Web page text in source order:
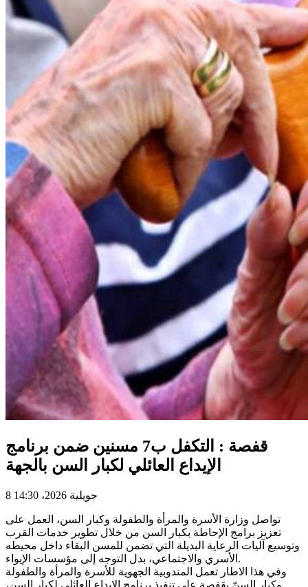
قفصة : التكفل ب7 مسنين ضمن برنامج
الإيداع العائلي لكبار السن بالجهة
8 جويلية 2026، 14:30
تواصل وزارة الأسرة والمرأة والطفولة وكبار السن، العمل على
تعزيز برامج الإحاطة بكبار السن من خلال تطوير خدمات القرب
وتوسيع آليات الرعاية البديلة التي تضمن للمسن البقاء داخل محيطه
الأسري والاجتماعي، بدل التوجه إلى مؤسسات الإيواء.
وفي هذا الاطار تعمل المندوبية الجهوية للأسرة والمرأة والطفولة
وكبار السنّ بقفصة على تنفيذ برنامج الإيداع العائلي لكبار السن،